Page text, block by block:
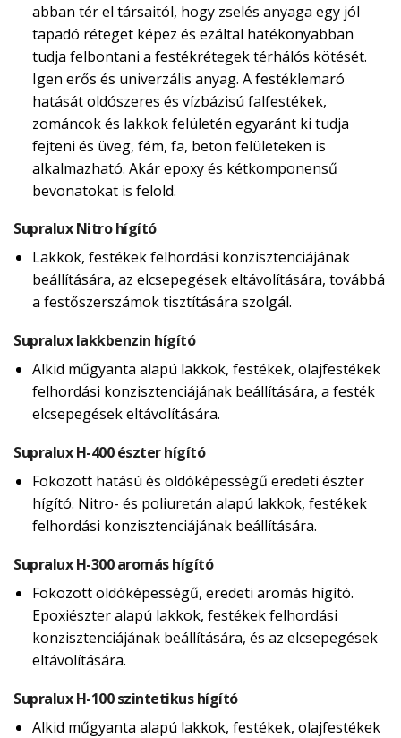
abban tér el társaitól, hogy zselés anyaga egy jól
tapadó réteget képez és ezáltal hatékonyabban
tudja felbontani a festékrétegek térhálós kötését.
Igen erős és univerzális anyag. A festéklemaró
hatását oldószeres és vízbázisú falfestékek,
zománcok és lakkok felületén egyaránt ki tudja
fejteni és üveg, fém, fa, beton felületeken is
alkalmazható. Akár epoxy és kétkomponensű
bevonatokat is felold.
Supralux Nitro hígító
Lakkok, festékek felhordási konzisztenciájának
beállítására, az elcsepegések eltávolítására, továbbá
a festőszerszámok tisztítására szolgál.
Supralux lakkbenzin hígító
Alkid műgyanta alapú lakkok, festékek, olajfestékek
felhordási konzisztenciájának beállítására, a festék
elcsepegések eltávolítására.
Supralux H-400 észter hígító
Fokozott hatású és oldóképességű eredeti észter
hígító. Nitro- és poliuretán alapú lakkok, festékek
felhordási konzisztenciájának beállítására.
Supralux H-300 aromás hígító
Fokozott oldóképességű, eredeti aromás hígító.
Epoxiészter alapú lakkok, festékek felhordási
konzisztenciájának beállítására, és az elcsepegések
eltávolítására.
Supralux H-100 szintetikus hígító
Alkid műgyanta alapú lakkok, festékek, olajfestékek